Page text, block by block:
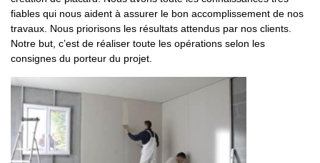
fiables qui nous aident à assurer le bon accomplissement de nos
travaux. Nous priorisons les résultats attendus par nos clients.
Notre but, c’est de réaliser toute les opérations selon les
consignes du porteur du projet.